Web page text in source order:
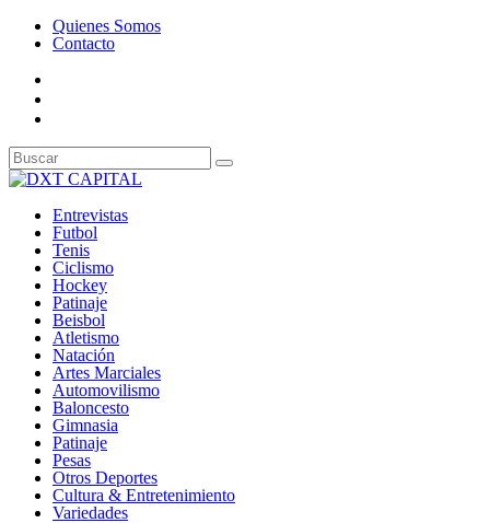
Quienes Somos
Contacto
Entrevistas
Futbol
Tenis
Ciclismo
Hockey
Patinaje
Beisbol
Atletismo
Natación
Artes Marciales
Automovilismo
Baloncesto
Gimnasia
Patinaje
Pesas
Otros Deportes
Cultura & Entretenimiento
Variedades